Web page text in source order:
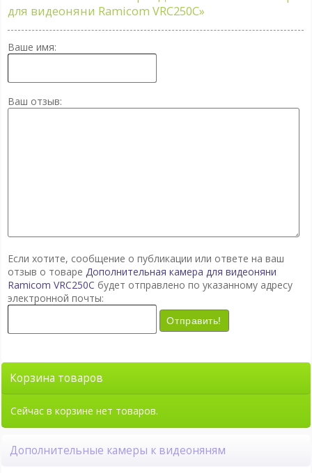
для видеоняни Ramicom VRC250C»
Ваше имя:
Ваш отзыв:
Если хотите, сообщение о публикации или ответе на ваш
отзыв о товаре Дополнительная камера для видеоняни
Ramicom VRC250C будет отправлено по указанному адресу
электронной почты:
Отправить!
Корзина товаров
Сейчас в корзине нет товаров.
Дополнительные камеры к видеоняням